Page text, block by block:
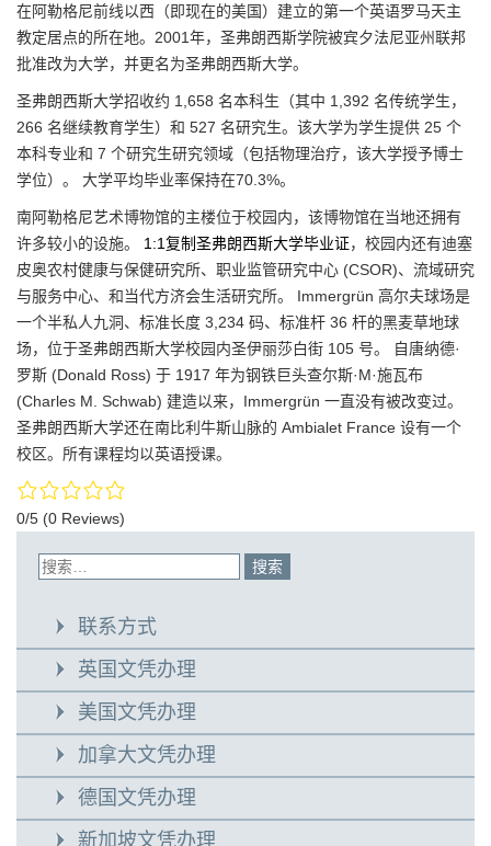
在阿勒格尼前线以西（即现在的美国）建立的第一个英语罗马天主
教定居点的所在地。2001年，圣弗朗西斯学院被宾夕法尼亚州联邦
批准改为大学，并更名为圣弗朗西斯大学。
圣弗朗西斯大学招收约 1,658 名本科生（其中 1,392 名传统学生，
266 名继续教育学生）和 527 名研究生。该大学为学生提供 25 个
本科专业和 7 个研究生研究领域（包括物理治疗，该大学授予博士
学位）。 大学平均毕业率保持在70.3%。
南阿勒格尼艺术博物馆的主楼位于校园内，该博物馆在当地还拥有
许多较小的设施。 1:1复制圣弗朗西斯大学毕业证，校园内还有迪塞
皮奥农村健康与保健研究所、职业监管研究中心 (CSOR)、流域研究
与服务中心、和当代方济会生活研究所。 Immergrün 高尔夫球场是
一个半私人九洞、标准长度 3,234 码、标准杆 36 杆的黑麦草地球
场，位于圣弗朗西斯大学校园内圣伊丽莎白街 105 号。 自唐纳德·
罗斯 (Donald Ross) 于 1917 年为钢铁巨头查尔斯·M·施瓦布
(Charles M. Schwab) 建造以来，Immergrün 一直没有被改变过。
圣弗朗西斯大学还在南比利牛斯山脉的 Ambialet France 设有一个
校区。所有课程均以英语授课。
0/5 (0 Reviews)
联系方式
英国文凭办理
美国文凭办理
加拿大文凭办理
德国文凭办理
新加坡文凭办理